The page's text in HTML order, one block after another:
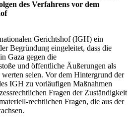
des Verfahrens vor dem
Gerichtshof (IGH) ein
Begründung eingeleitet, dass die
Gaza gegen die
und öffentliche Äußerungen als
seien. Vor dem Hintergrund der
IGH zu vorläufigen Maßnahmen
Fragen der Zuständigkeit
rechtlichen Fragen, die aus der